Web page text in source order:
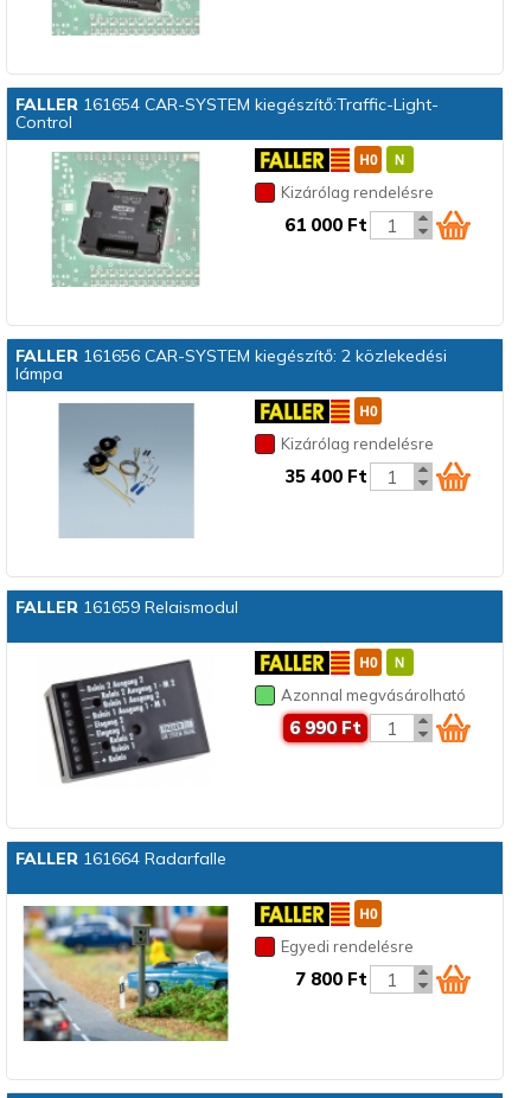
FALLER161654 CAR-SYSTEM kiegészítő:Traffic-Light-
Control
Kizárólag rendelésre
61 000 Ft
FALLER161656 CAR-SYSTEM kiegészítő: 2 közlekedési
lámpa
Kizárólag rendelésre
35 400 Ft
FALLER161659 Relaismodul
Azonnal megvásárolható
6 990 Ft
FALLER161664 Radarfalle
Egyedi rendelésre
7 800 Ft